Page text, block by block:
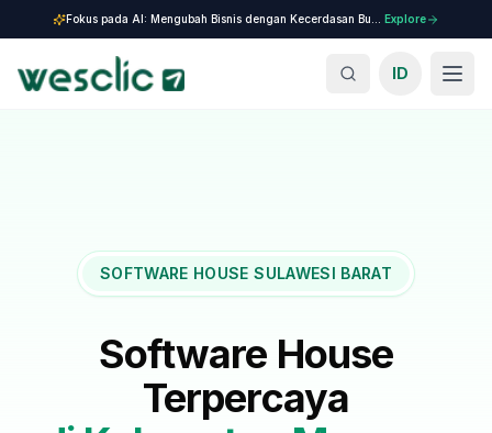
Explore
ID
SOFTWARE HOUSE SULAWESI BARAT
Software House
Terpercaya